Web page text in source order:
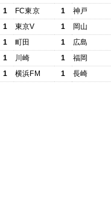
1
FC東京 1
神戸
1
東京V 1
岡山
1
町田 1
広島
1
川崎 1
福岡
1
横浜FM 1 長崎